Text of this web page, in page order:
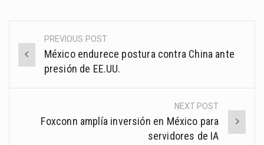
Post
navigation
PREVIOUS POST
México endurece postura contra China ante
presión de EE.UU.
NEXT POST
Foxconn amplía inversión en México para
servidores de IA